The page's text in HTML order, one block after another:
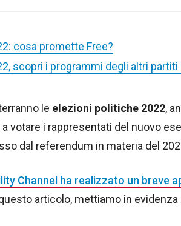
cosa promette Free?
scopri i programmi degli altri partiti
le elezioni politiche 2022,
votare i rappresentati del nuovo
dal referendum in materia del
Channel ha realizzato un breve
articolo, mettiamo in